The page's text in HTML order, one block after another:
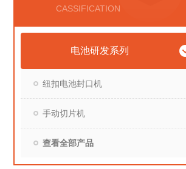
CASSIFICATION
电池研发系列
纽扣电池封口机
手动切片机
查看全部产品